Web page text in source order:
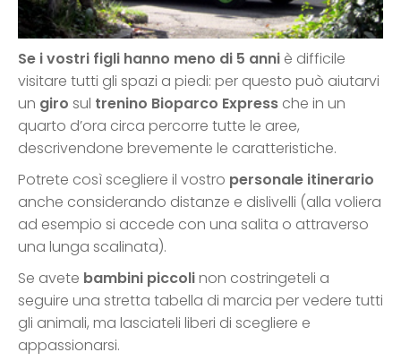
Se i vostri figli hanno meno di 5 anni è difficile
visitare tutti gli spazi a piedi: per questo può aiutarvi
un giro sul trenino Bioparco Express che in un
quarto d’ora circa percorre tutte le aree,
descrivendone brevemente le caratteristiche.
Potrete così scegliere il vostro personale itinerario
anche considerando distanze e dislivelli (alla voliera
ad esempio si accede con una salita o attraverso
una lunga scalinata).
Se avete bambini piccolinon costringeteli a
seguire una stretta tabella di marcia per vedere tutti
gli animali, ma lasciateli liberi di scegliere e
appassionarsi.